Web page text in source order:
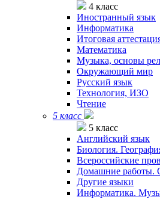
4 класс
Иностранный язык
Информатика
Итоговая
Математика
Музыка, основы
Окружающий мир
Русский язык
Технология, ИЗО
Чтение
5 класс
5 класс
Английский язык
Биология.
Всероссийские
Домашние работы.
Другие языки
Информатика.